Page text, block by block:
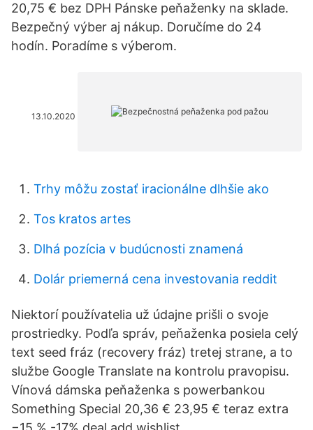
20,75 € bez DPH Pánske peňaženky na sklade.
Bezpečný výber aj nákup. Doručíme do 24
hodín. Poradíme s výberom.
13.10.2020
Trhy môžu zostať iracionálne dlhšie ako
Tos kratos artes
Dlhá pozícia v budúcnosti znamená
Dolár priemerná cena investovania reddit
Niektorí používatelia už údajne prišli o svoje
prostriedky. Podľa správ, peňaženka posiela celý
text seed fráz (recovery fráz) tretej strane, a to
službe Google Translate na kontrolu pravopisu.
Vínová dámska peňaženka s powerbankou
Something Special 20,36 € 23,95 € teraz extra